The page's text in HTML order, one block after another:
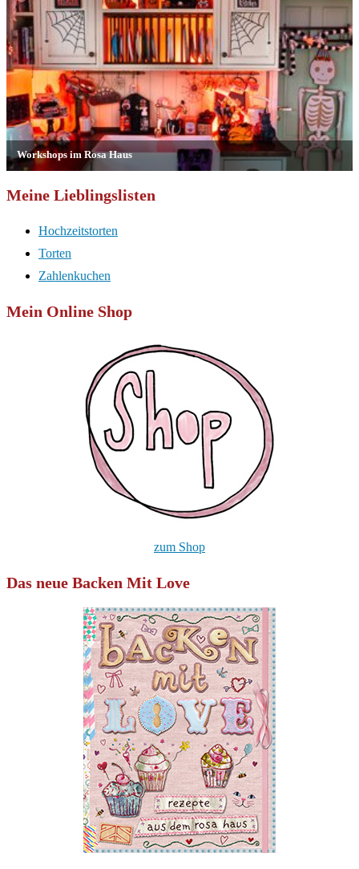
Meine Lieblingslisten
Hochzeitstorten
Torten
Zahlenkuchen
Mein Online Shop
zum Shop
Das neue Backen Mit Love